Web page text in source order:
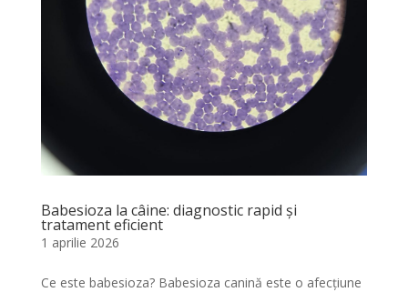
Babesioza la câine: diagnostic rapid și
tratament eficient
1 aprilie 2026
Ce este babesioza? Babesioza canină este o afecțiune